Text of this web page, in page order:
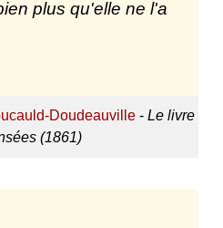
plus qu'elle ne l'a
Doudeauville- Le livre
(1861)